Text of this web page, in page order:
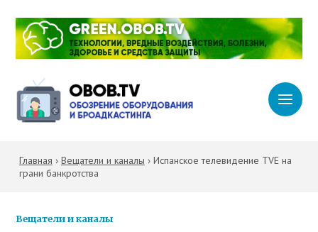
Главная › Вещатели и каналы › Испанское телевидение TVE на
грани банкротства
Вещатели и каналы